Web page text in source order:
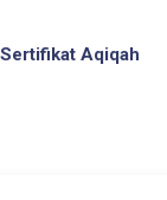
Sertifikat Aqiqah